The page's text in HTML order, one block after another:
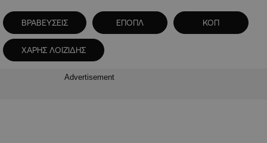
ΒΡΑΒΕΥΣΕΙΣ ΕΠΟΠΛ ΚΟΠ
ΧΑΡΗΣ ΛΟΙΖΙΔΗΣ
Advertisement